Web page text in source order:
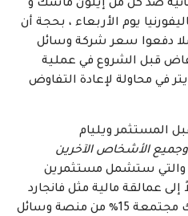
ضد كل من إيلون ماسك و
يوم الأربعاء ، بحجة أن
دفعوا سعر شركة وسائل
قبل الشروع في عملية
في محاولة لإعادة التفاوض
المستثمر ويليام
الأشخاص الآخرين
والتي ستشمل مستثمرين
عمالقة مالية مثل فانجارد
جروب وبلاك روك ، التي تمتلك مجتمعة 15٪ من منصة وسائل